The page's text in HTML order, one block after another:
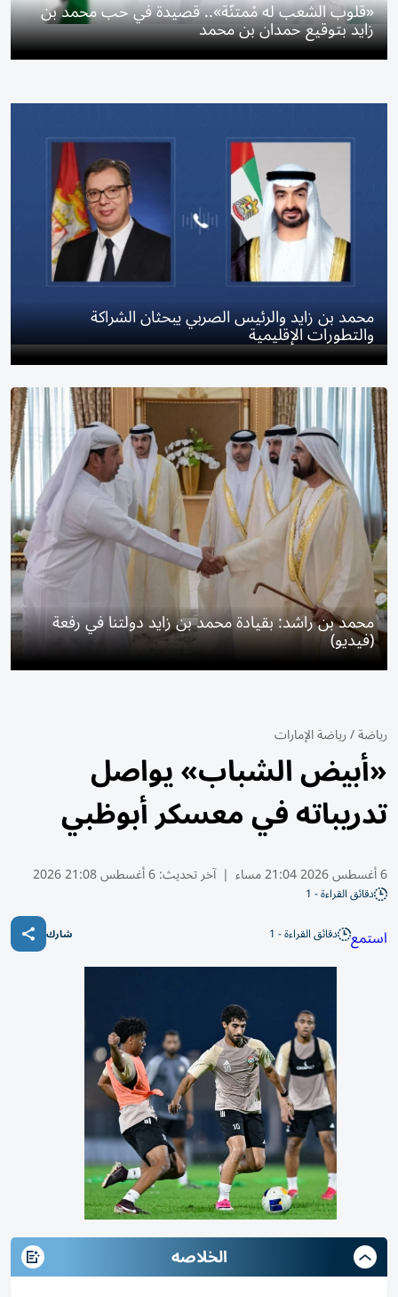
«قلوب الشعب له مْمتنّة».. قصيدة في حب محمد بن
زايد بتوقيع حمدان بن محمد
محمد بن زايد والرئيس الصربي يبحثان الشراكة
والتطورات الإقليمية
محمد بن راشد: بقيادة محمد بن زايد دولتنا في رفعة
(فيديو)
رياضة/رياضة الإمارات
«أبيض الشباب» يواصل
تدريباته في معسكر أبوظبي
6 أغسطس 2026 21:04 مساء | آخر تحديث:6 أغسطس 21:08 2026
دقائق القراءة - 1
استمع دقائق القراءة - 1 شارك
الخلاصه